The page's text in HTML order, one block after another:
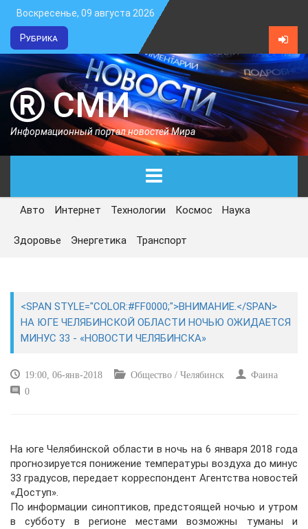
Воскресенье, 09 августа 2026
Рубрика
СМИ
Информационный портал новостей Мира
ГЛАВНАЯ
СЕГОДНЯ
ЭКОНОМИКА
СПОРТ
ПРОИСШЕСТВИЯ
Авто Интернет Технологии Космос Наука
Здоровье Энергетика Транспорт
<SPAN STYLE="COLOR:#FF0000;">ВНИМАНИЕ.</SPAN>
НА ЮГЕ ЧЕЛЯБИНСКОЙ ОБЛАСТИ НОЧЬЮ ОЖИДАЕТСЯ
МИНУС 33 - «НОВОСТИ ЧЕЛЯБИНСКА»
19:00, 06-янв-2018 Общество / Челябинск
Фаина
0
На юге Челябинской области в ночь на 6 января 2018 года
прогнозируется понижение температуры воздуха до минус
33 градусов, передает корреспондент Агентства новостей
«Доступ».
По информации синоптиков, предстоящей ночью и утром
в субботу в регионе местами возможны туманы и